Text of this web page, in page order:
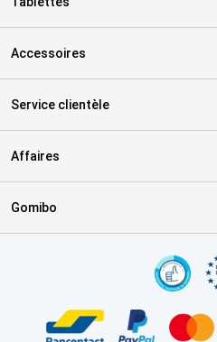
Accessoires
Service clientèle
Affaires
Gomibo